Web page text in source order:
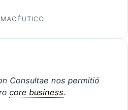
Consultae nos permitió
core business.